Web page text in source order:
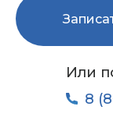
Или
8